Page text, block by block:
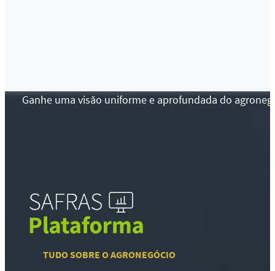
Ganhe uma visão uniforme e aprofundada do
TUDO SOBRE O AGRONEGÓCIO